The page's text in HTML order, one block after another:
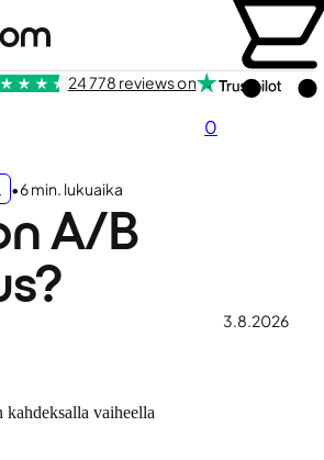
0
24 778 reviews on
•6 min. lukuaika
A/B
3.8.2026
vaiheella